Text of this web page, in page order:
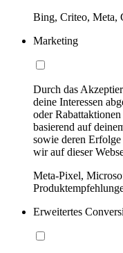
Bing, Criteo, Meta,
Marketing
Durch das
deine Interessen
oder
basierend auf
sowie deren
wir auf dieser
Meta-Pixel,
Erweitertes